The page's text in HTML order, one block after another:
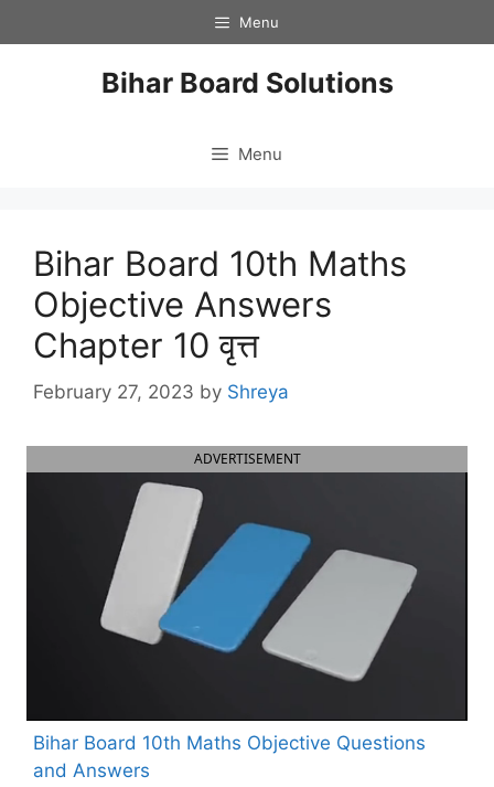
to
Menu
Bihar Board Solutions
Menu
Bihar Board 10th Maths
Objective Answers
Chapter 10 वृत्त
February 27, 2023 by Shreya
ADVERTISEMENT
Bihar Board 10th Maths Objective Questions
and Answers